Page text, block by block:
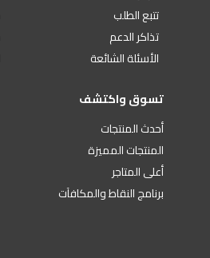
تتبع الطلب
تذاكر الدعم
الأسئلة الشائعة
تسوق واكتشف
أحدث المنتجات
المنتجات المميزة
أعلى المتاجر
برنامج النقاط والمكافآت